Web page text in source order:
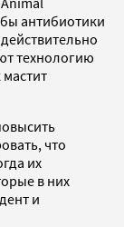
антибиотики
технологию
что
их
в них
и